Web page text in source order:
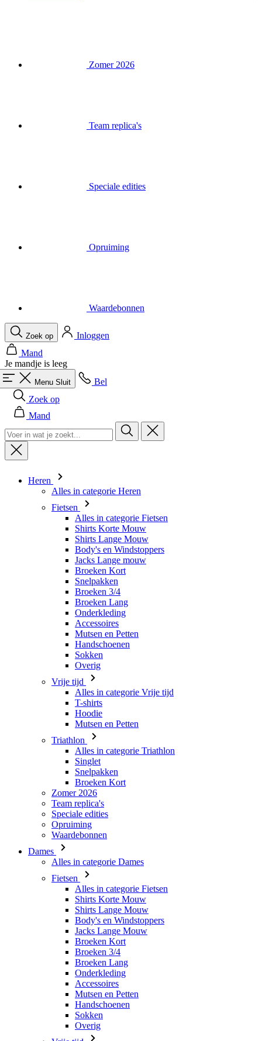
Je mandje is leeg
Menu Sluit
Bel
Zoek op
Mand
Heren
Alles in categorie Heren
Shirts Lange Mouw
Body's en Windstoppers
Jacks Lange mouw
Broeken Kort
Snelpakken
Broeken 3/4
Broeken Lang
Onderkleding
Accessoires
Mutsen en Petten
Handschoenen
Sokken
Overig
Vrije tijd
Alles in categorie Vrije tijd
T-shirts
Hoodie
Mutsen en Petten
Triathlon
Alles in categorie Triathlon
Singlet
Snelpakken
Broeken Kort
Zomer 2026
Team replica's
Speciale edities
Opruiming
Waardebonnen
Dames
Alles in categorie Dames
Fietsen
Alles in categorie Fietsen
Shirts Lange Mouw
Body's en Windstoppers
Jacks Lange Mouw
Broeken Kort
Broeken 3/4
Broeken Lang
Onderkleding
Accessoires
Mutsen en Petten
Handschoenen
Sokken
Overig
Vrije tijd
Alles in categorie Vrije tijd
T-Shirts
Hoodie
Mutsen en Petten